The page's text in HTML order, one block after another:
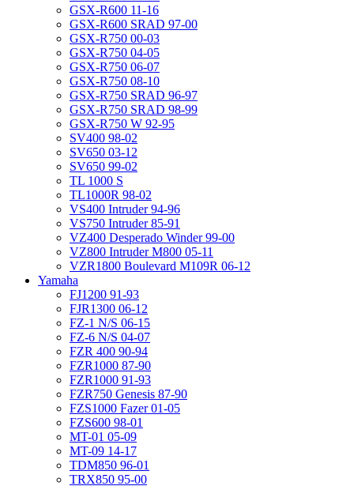
GSX-R600 11-16
GSX-R600 SRAD 97-00
GSX-R750 00-03
GSX-R750 04-05
GSX-R750 06-07
GSX-R750 08-10
GSX-R750 SRAD 96-97
GSX-R750 SRAD 98-99
GSX-R750 W 92-95
SV400 98-02
SV650 03-12
SV650 99-02
TL 1000 S
TL1000R 98-02
VS400 Intruder 94-96
VS750 Intruder 85-91
VZ400 Desperado Winder 99-00
VZ800 Intruder M800 05-11
VZR1800 Boulevard M109R 06-12
Yamaha
FJ1200 91-93
FJR1300 06-12
FZ-1 N/S 06-15
FZ-6 N/S 04-07
FZR 400 90-94
FZR1000 87-90
FZR1000 91-93
FZR750 Genesis 87-90
FZS1000 Fazer 01-05
FZS600 98-01
MT-01 05-09
MT-09 14-17
TDM850 96-01
TRX850 95-00